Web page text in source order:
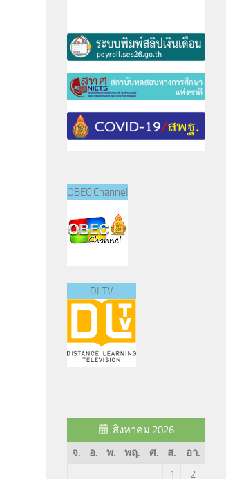
OBEC Channel
DLTV
สิงหาคม 2026
จ.
อ. พ. พฤ. ศ. ส.
อา.
1
2